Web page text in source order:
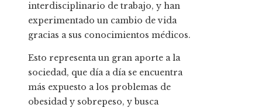
interdisciplinario de trabajo, y han
experimentado un cambio de vida
gracias a sus conocimientos médicos.
Esto representa un gran aporte a la
sociedad, que día a día se encuentra
más expuesto a los problemas de
obesidad y sobrepeso, y busca